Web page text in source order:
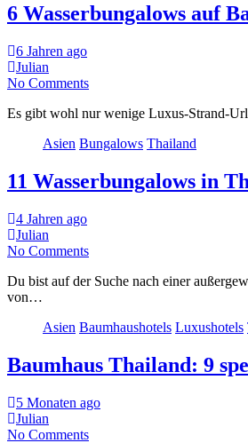
6 Wasserbungalows auf
6 Jahren ago
Julian
No Comments
Es gibt wohl nur wenige Luxus-Strand-
Asien Bungalows Thailand
11 Wasserbungalows in
4 Jahren ago
Julian
No Comments
Du bist auf der Suche nach einer
von…
Asien Baumhaushotels Luxushotels
Baumhaus Thailand: 9
5 Monaten ago
Julian
No Comments